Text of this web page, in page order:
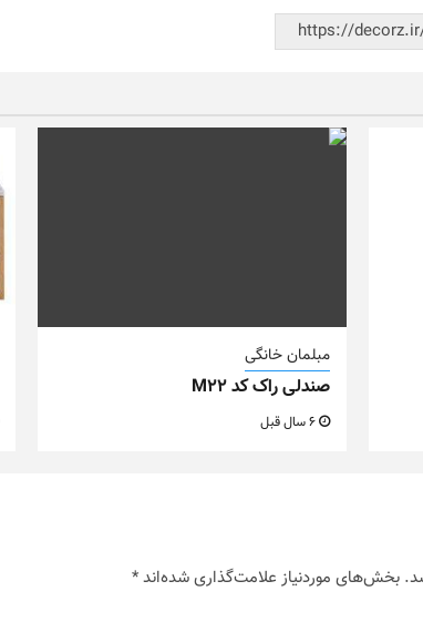
مبلمان خانگی
صندلی راک کد M22
6 سال قبل
بخش‌های موردنیاز علامت‌گذاری شده‌اند*